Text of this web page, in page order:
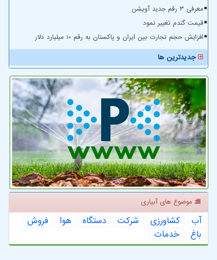
معرفی ۳ رقم جدید آویشن
قیمت گندم تغییر نمود
افزایش حجم تجارت بین ایران و پاکستان به رقم 10 میلیارد دلار
جدیدترین ها
موضوع های آبیاری
آب كشاورزی شركت دستگاه هوا
فروش
باغ
خدمات